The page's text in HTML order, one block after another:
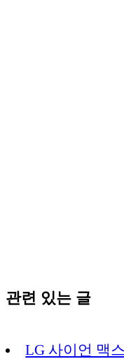
관련 있는 글
LG 사이언 맥